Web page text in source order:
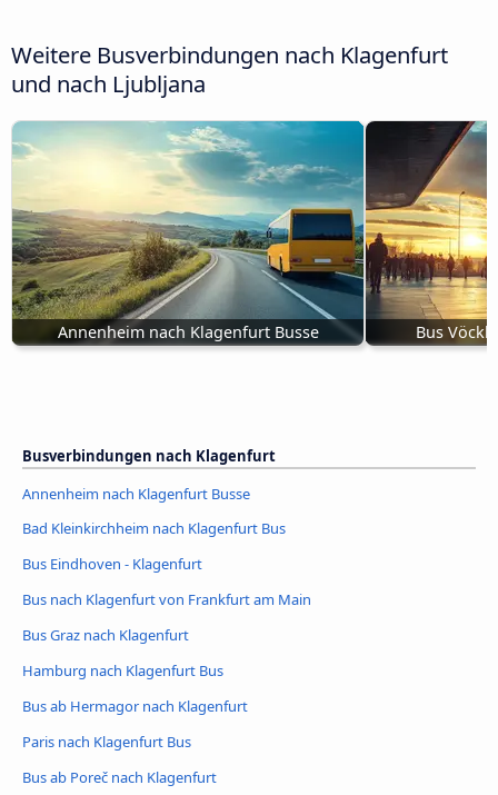
Weitere Busverbindungen nach Klagenfurt
und nach Ljubljana
Annenheim nach Klagenfurt Busse Bus
Busverbindungen nach Klagenfurt
Annenheim nach Klagenfurt Busse
Bad Kleinkirchheim nach Klagenfurt Bus
Bus Eindhoven - Klagenfurt
Bus nach Klagenfurt von Frankfurt am Main
Bus Graz nach Klagenfurt
Hamburg nach Klagenfurt Bus
Bus ab Hermagor nach Klagenfurt
Paris nach Klagenfurt Bus
Bus ab Poreč nach Klagenfurt